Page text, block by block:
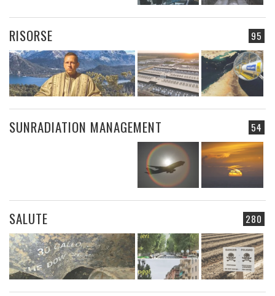
95
RISORSE
54
SUNRADIATION MANAGEMENT
280
SALUTE